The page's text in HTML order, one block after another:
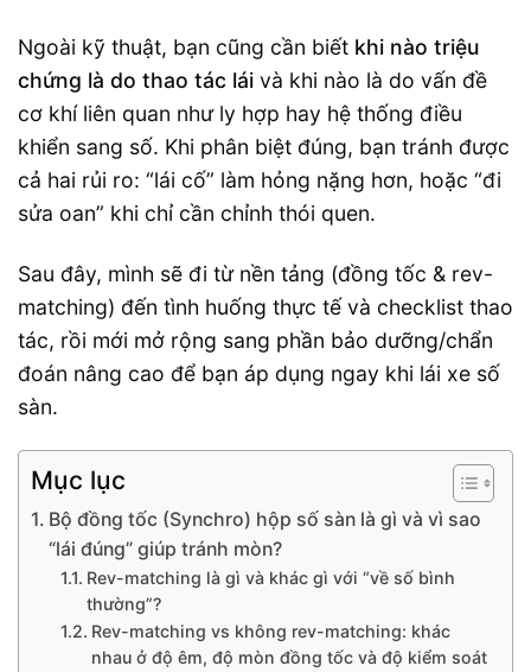
Ngoài kỹ thuật, bạn cũng cần biết khi nào triệu
chứng là do thao tác lái và khi nào là do vấn đề
cơ khí liên quan như ly hợp hay hệ thống điều
khiển sang số. Khi phân biệt đúng, bạn tránh được
cả hai rủi ro: “lái cố” làm hỏng nặng hơn, hoặc “đi
sửa oan” khi chỉ cần chỉnh thói quen.
Sau đây, mình sẽ đi từ nền tảng (đồng tốc & rev-
matching) đến tình huống thực tế và checklist thao
tác, rồi mới mở rộng sang phần bảo dưỡng/chẩn
đoán nâng cao để bạn áp dụng ngay khi lái xe số
sàn.
Mục lục
Bộ đồng tốc (Synchro) hộp số sàn là gì và vì sao
“lái đúng” giúp tránh mòn?
Rev-matching là gì và khác gì với “về số bình
thường”?
Rev-matching vs không rev-matching: khác
nhau ở độ êm, độ mòn đồng tốc và độ kiểm soát